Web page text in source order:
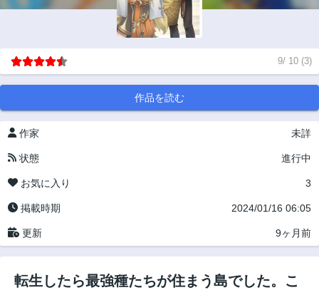
9/ 10 (3)
作品を読む
作家 未詳
状態 進行中
お気に入り 3
掲載時期 2024/01/16 06:05
更新 9ヶ月前
転生したら最強種たちが住まう島でした。こ